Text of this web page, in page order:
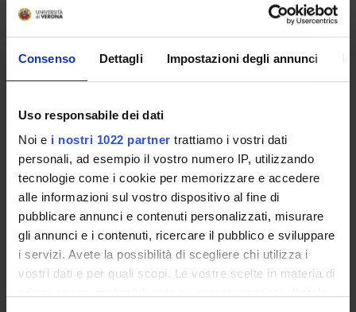
Consenso Dettagli Impostazioni degli annunci
Uso responsabile dei dati
Noi e i nostri 1022 partner trattiamo i vostri dati
personali, ad esempio il vostro numero IP, utilizzando
tecnologie come i cookie per memorizzare e accedere
alle informazioni sul vostro dispositivo al fine di
pubblicare annunci e contenuti personalizzati, misurare
gli annunci e i contenuti, ricercare il pubblico e sviluppare
i servizi. Avete la possibilità di scegliere chi utilizza i
vostri dati e per quali scopi. Le vostre scelte in materia di
Data pubblicazione
7 maggio 2014
OFFERTA FORMATIVA
DOTTORATI, MASTER E FORMAZIONE SUPERIORE
Contatti
Persone
Luoghi
Calendario